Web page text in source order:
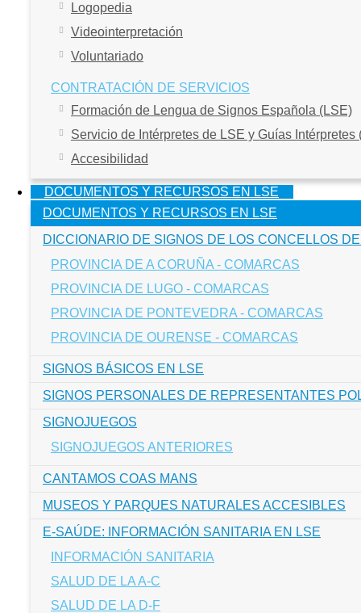
Logopedia
Videointerpretación
Voluntariado
CONTRATACIÓN DE SERVICIOS
Formación de Lengua de Signos Española (LSE)
Servicio de Intérpretes de LSE y Guías Intérpretes
Accesibilidad
DOCUMENTOS Y RECURSOS EN LSE
DOCUMENTOS Y RECURSOS EN LSE
DICCIONARIO DE SIGNOS DE LOS CONCELLOS
PROVINCIA DE A CORUÑA - COMARCAS
PROVINCIA DE LUGO - COMARCAS
PROVINCIA DE PONTEVEDRA - COMARCAS
PROVINCIA DE OURENSE - COMARCAS
SIGNOS BÁSICOS EN LSE
SIGNOS PERSONALES DE REPRESENTANTES
SIGNOJUEGOS
SIGNOJUEGOS ANTERIORES
CANTAMOS COAS MANS
MUSEOS Y PARQUES NATURALES ACCESIBLES
E-SAÚDE: INFORMACIÓN SANITARIA EN LSE
INFORMACIÓN SANITARIA
SALUD DE LA A-C
SALUD DE LA D-F